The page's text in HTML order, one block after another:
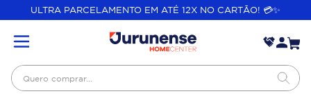
ULTRA PARCELAMENTO EM ATÉ 12X NO CARTÃO! 💳✨
Quero comprar...